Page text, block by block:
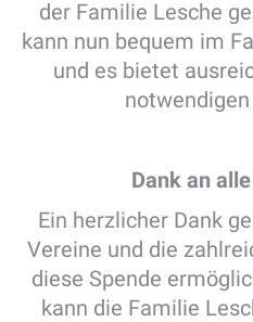
der Familie Lesche
kann nun bequem im
und es bietet
Dank an
Ein herzlicher Dank
Vereine und die
diese Spende
kann die Familie